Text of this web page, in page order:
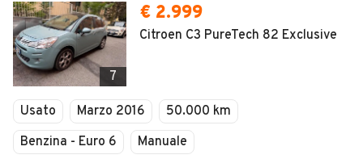
7
€ 2.999
Citroen C3 PureTech 82 Exclusive
Usato Marzo 2016
50.000 km
Benzina - Euro 6
Manuale